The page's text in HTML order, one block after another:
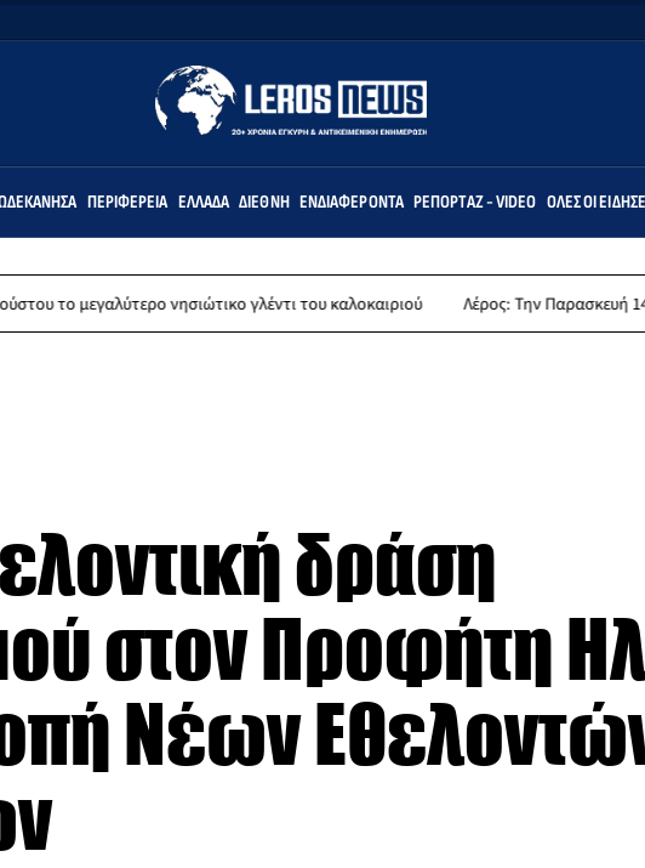
ΠΕΡΙΦΈΡΕΙΑ ΕΛΛΆΔΑ ΔΙΕΘΝΉ ΕΝΔΙΑΦΈΡΟΝΤΑ ΡΕΠΟΡΤΆΖ - VIDEO ΌΛΕΣ ΟΙ
νησιώτικο γλέντι του καλοκαιριού Λέρος: Την Παρασκευή 14 Αυγούστου
δράση
στον Προφήτη
Νέων